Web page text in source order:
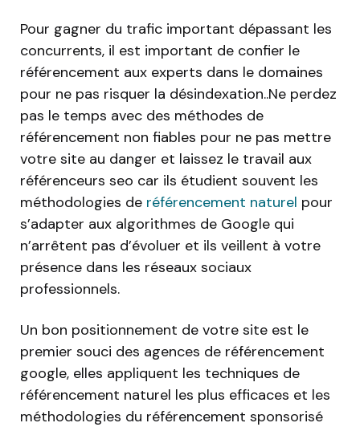
Pour gagner du trafic important dépassant les
concurrents, il est important de confier le
référencement aux experts dans le domaines
pour ne pas risquer la désindexation..Ne perdez
pas le temps avec des méthodes de
référencement non fiables pour ne pas mettre
votre site au danger et laissez le travail aux
référenceurs seo car ils étudient souvent les
méthodologies de référencement naturel pour
s’adapter aux algorithmes de Google qui
n’arrêtent pas d’évoluer et ils veillent à votre
présence dans les réseaux sociaux
professionnels.
Un bon positionnement de votre site est le
premier souci des agences de référencement
google, elles appliquent les techniques de
référencement naturel les plus efficaces et les
méthodologies du référencement sponsorisé